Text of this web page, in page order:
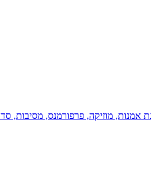
אמנות, מוזיקה, פרפורמנס,